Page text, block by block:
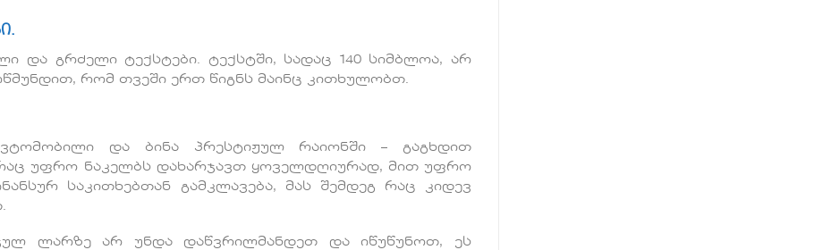
და გრძელი ტექსტები. ტექსტში, სადაც 140 სიმბლოა, არ
რომ თვეში ერთ წიგნს მაინც კითხულობთ.
და ბინა პრესტიჟულ რაიონში – გაგხდით
უფრო ნაკელბს დახარჯავთ ყოველდღიურად, მით უფრო
საკითხებთან გამკლავება, მას შემდეგ რაც კიდევ
ლარზე არ უნდა დაწვრილმანდეთ და იწუწუნოთ, ეს